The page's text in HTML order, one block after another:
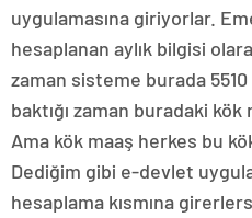
uygulamasına giriyorlar.
hesaplanan aylık bilgisi
zaman sisteme burada 5510
baktığı zaman buradaki kök
Ama kök maaş herkes bu
Dediğim gibi e-devlet
hesaplama kısmına